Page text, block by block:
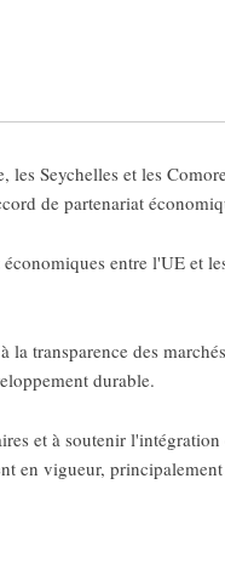
Seychelles et les
de partenariat
entre l'UE et
transparence des
durable.
et à soutenir
en vigueur,